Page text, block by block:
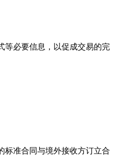
等必要信息，以促成交易的完
标准合同与境外接收方订立合